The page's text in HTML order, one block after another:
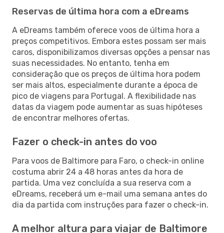
Reservas de última hora com a eDreams
A eDreams também oferece voos de última hora a
preços competitivos. Embora estes possam ser mais
caros, disponibilizamos diversas opções a pensar nas
suas necessidades. No entanto, tenha em
consideração que os preços de última hora podem
ser mais altos, especialmente durante a época de
pico de viagens para Portugal. A flexibilidade nas
datas da viagem pode aumentar as suas hipóteses
de encontrar melhores ofertas.
Fazer o check-in antes do voo
Para voos de Baltimore para Faro, o check-in online
costuma abrir 24 a 48 horas antes da hora de
partida. Uma vez concluída a sua reserva com a
eDreams, receberá um e-mail uma semana antes do
dia da partida com instruções para fazer o check-in.
A melhor altura para viajar de Baltimore